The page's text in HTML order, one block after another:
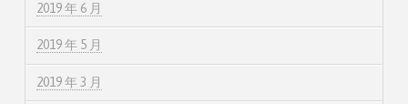
2019 年 6 月
2019 年 5 月
2019 年 3 月